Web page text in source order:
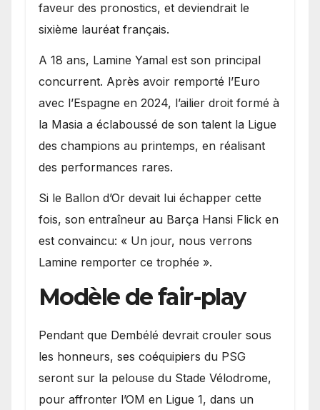
faveur des pronostics, et deviendrait le
sixième lauréat français.
A 18 ans, Lamine Yamal est son principal
concurrent. Après avoir remporté l’Euro
avec l’Espagne en 2024, l’ailier droit formé à
la Masia a éclaboussé de son talent la Ligue
des champions au printemps, en réalisant
des performances rares.
Si le Ballon d’Or devait lui échapper cette
fois, son entraîneur au Barça Hansi Flick en
est convaincu: « Un jour, nous verrons
Lamine remporter ce trophée ».
Modèle de fair-play
Pendant que Dembélé devrait crouler sous
les honneurs, ses coéquipiers du PSG
seront sur la pelouse du Stade Vélodrome,
pour affronter l’OM en Ligue 1, dans un